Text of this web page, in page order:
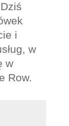
i
w
w
Row.